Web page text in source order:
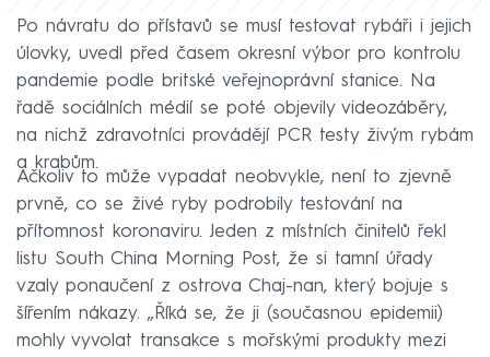
Po návratu do přístavů se musí testovat rybáři i jejich
úlovky, uvedl před časem okresní výbor pro kontrolu
pandemie podle britské veřejnoprávní stanice. Na
řadě sociálních médií se poté objevily videozáběry,
na nichž zdravotníci provádějí PCR testy živým rybám
a krabům.
Ačkoliv to může vypadat neobvykle, není to zjevně
prvně, co se živé ryby podrobily testování na
přítomnost koronaviru. Jeden z místních činitelů řekl
listu South China Morning Post, že si tamní úřady
vzaly ponaučení z ostrova Chaj-nan, který bojuje s
šířením nákazy. „Říká se, že ji (současnou epidemii)
mohly vyvolat transakce s mořskými produkty mezi